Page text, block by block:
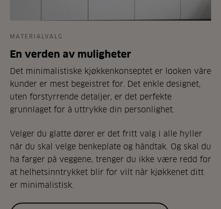
MATERIALVALG
En verden av muligheter
Det minimalistiske kjøkkenkonseptet er looken våre
kunder er mest begeistret for. Det enkle designet,
uten forstyrrende detaljer, er det perfekte
grunnlaget for å uttrykke din personlighet.
Velger du glatte dører er det fritt valg i alle hyller
når du skal velge benkeplate og håndtak. Og skal du
ha farger på veggene, trenger du ikke være redd for
at helhetsinntrykket blir for vilt når kjøkkenet ditt
er minimalistisk.